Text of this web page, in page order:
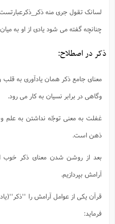
لسانک تقول جری منه
چنانچه گفته می شود یادی از او به
ذکر در اصطلاح:
معنای جامع ذکر همان یادآوری به
وگاهی در برابر نسیان به کار می رود.
غفلت به معنی توجّه نداشتن به علم
ذهن است.
بعد از روشن شدن معنای ذکر خوب
آرامش بپردازیم.
قرآن یکی از عوامل آرامش را
فرماید: